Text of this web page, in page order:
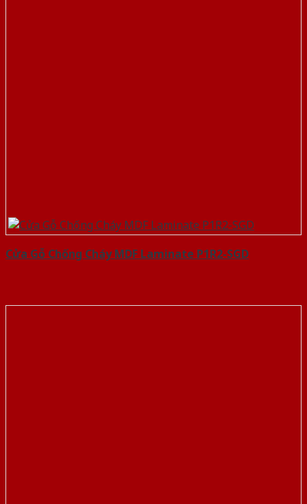
Cửa Gỗ Chống Cháy MDF Laminate P1R2-SGD